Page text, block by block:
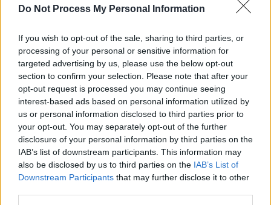
Do Not Process My Personal Information
If you wish to opt-out of the sale, sharing to third parties, or
processing of your personal or sensitive information for
targeted advertising by us, please use the below opt-out
section to confirm your selection. Please note that after your
opt-out request is processed you may continue seeing
interest-based ads based on personal information utilized by
us or personal information disclosed to third parties prior to
your opt-out. You may separately opt-out of the further
disclosure of your personal information by third parties on the
IAB’s list of downstream participants. This information may
also be disclosed by us to third parties on the IAB’s List of
Downstream Participants that may further disclose it to other
Προσθέστε το ΕΘΝΟΣ στη Google
Τετάρτη 30 Απριλίου 2025 και ώρα 18.00,
πρόκειται να κλείσει προσωρινά η
ηλεκτρονική πλατφόρμα Α21 –Επίδομα
Παιδιού, σύμφωνα με την επίσημη
ενημέρωση του
Υπουργείου Κοινωνικής